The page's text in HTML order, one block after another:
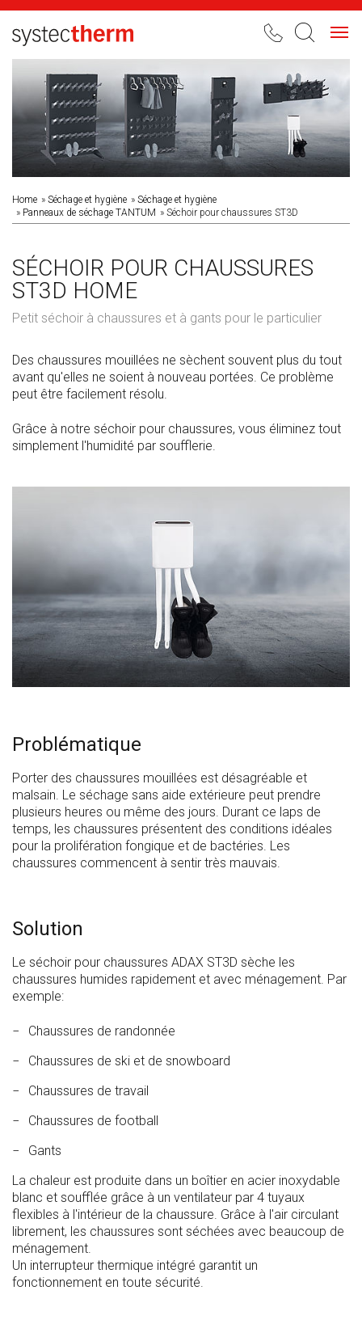
Home Séchage et hygiène
Séchage et hygiène
Panneaux de séchage TANTUM
Séchoir pour chaussures ST3D
SÉCHOIR POUR CHAUSSURES
ST3D HOME
Petit séchoir à chaussures et à gants pour le particulier
Des chaussures mouillées ne sèchent souvent plus du tout
avant qu'elles ne soient à nouveau portées. Ce problème
peut être facilement résolu.
Grâce à notre séchoir pour chaussures, vous éliminez tout
simplement l'humidité par soufflerie.
Problématique
Porter des chaussures mouillées est désagréable et
malsain. Le séchage sans aide extérieure peut prendre
plusieurs heures ou même des jours. Durant ce laps de
temps, les chaussures présentent des conditions idéales
pour la prolifération fongique et de bactéries. Les
chaussures commencent à sentir très mauvais.
Solution
Le séchoir pour chaussures ADAX ST3D sèche les
chaussures humides rapidement et avec ménagement. Par
exemple:
Chaussures de randonnée
Chaussures de ski et de snowboard
Chaussures de travail
Chaussures de football
Gants
La chaleur est produite dans un boîtier en acier inoxydable
blanc et soufflée grâce à un ventilateur par 4 tuyaux
flexibles à l'intérieur de la chaussure. Grâce à l'air circulant
librement, les chaussures sont séchées avec beaucoup de
ménagement.
Un interrupteur thermique intégré garantit un
fonctionnement en toute sécurité.